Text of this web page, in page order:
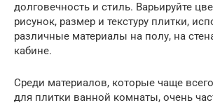
долговечность и стиль. Варьируйте
рисунок, размер и текстуру плитки,
различные материалы на полу, на
кабине.
Среди материалов, которые чаще
для плитки ванной комнаты, очень